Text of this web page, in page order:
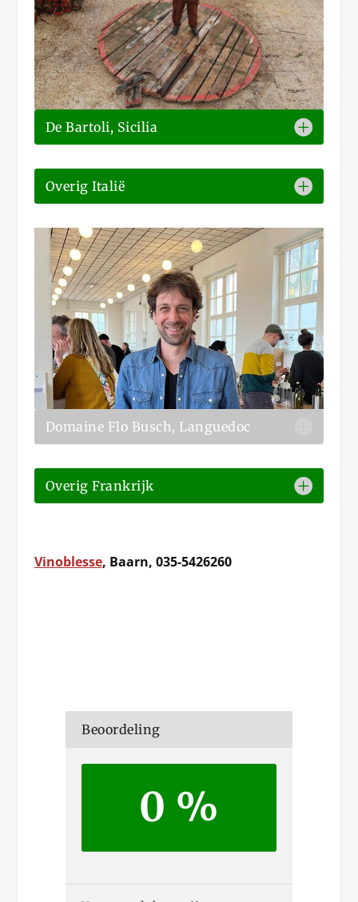
De Bartoli, Sicilia
Overig Italië
Domaine Flo Busch, Languedoc
Overig Frankrijk
Vinoblesse, Baarn, 035-5426260
Beoordeling
0 %